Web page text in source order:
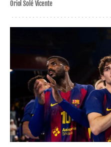
Oriol Solé Vicente